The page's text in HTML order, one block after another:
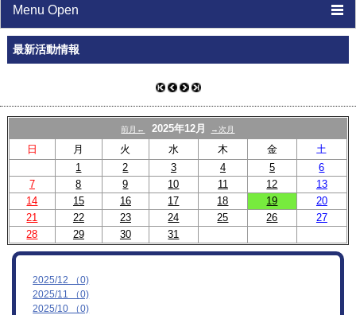
Menu Open
TOP
活動日程表
スタッフ紹介
クラブ紹介
toto助成活動
MOVIE
最新活動情報
前月← 2025年12月 →次月
日 月 火 水 木 金
土
1
2 3 4 5
6
7
8 9 10 11 12
13
14
15 16 17 18 19
20
21
22 23 24 25 26
27
28
29 30 31
2025/12 （0)
2025/11 （0)
2025/10 （0)